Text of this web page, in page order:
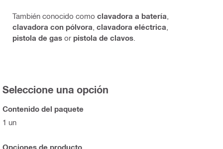
También conocido como clavadora a batería
clavadora con pólvora clavadora eléctrica
pistola de gas or pistola de clavos
Seleccione una opción
Contenido del paquete
1 un